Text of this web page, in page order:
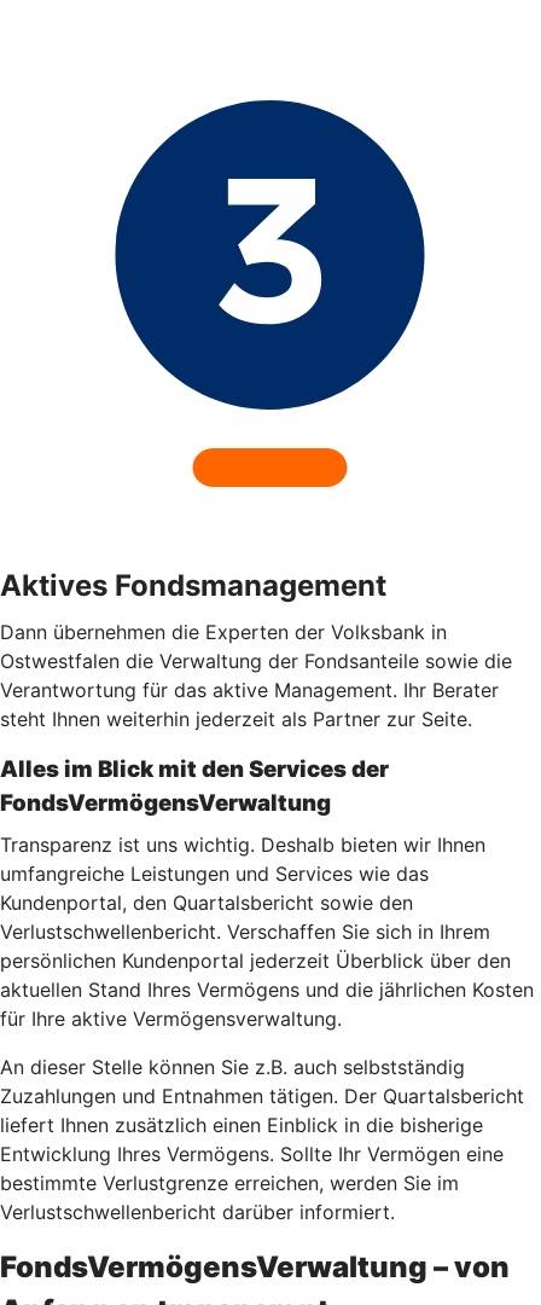
Aktives Fondsmanagement
Dann übernehmen die Experten der Volksbank in
Ostwestfalen die Verwaltung der Fondsanteile sowie die
Verantwortung für das aktive Management. Ihr Berater
steht Ihnen weiterhin jederzeit als Partner zur Seite.
Alles im Blick mit den Services der
FondsVermögensVerwaltung
Transparenz ist uns wichtig. Deshalb bieten wir Ihnen
umfangreiche Leistungen und Services wie das
Kundenportal, den Quartalsbericht sowie den
Verlustschwellenbericht. Verschaffen Sie sich in Ihrem
persönlichen Kundenportal jederzeit Überblick über den
aktuellen Stand Ihres Vermögens und die jährlichen Kosten
für Ihre aktive Vermögensverwaltung.
An dieser Stelle können Sie z.B. auch selbstständig
Zuzahlungen und Entnahmen tätigen. Der Quartalsbericht
liefert Ihnen zusätzlich einen Einblick in die bisherige
Entwicklung Ihres Vermögens. Sollte Ihr Vermögen eine
bestimmte Verlustgrenze erreichen, werden Sie im
Verlustschwellenbericht darüber informiert.
FondsVermögensVerwaltung – von